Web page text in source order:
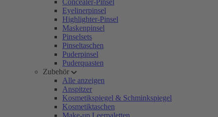
Concealer-Pinsel
Eyelinerpinsel
Highlighter-Pinsel
Maskenpinsel
Pinselsets
Pinseltaschen
Puderpinsel
Puderquasten
Zubehör
Alle anzeigen
Anspitzer
Kosmetikspiegel & Schminkspiegel
Kosmetiktaschen
Make-up Leerpaletten